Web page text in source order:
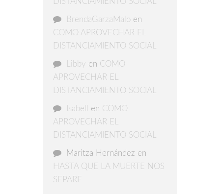
BrendaGarzaMalo en
COMO APROVECHAR EL
DISTANCIAMIENTO SOCIAL
Libby en COMO
APROVECHAR EL
DISTANCIAMIENTO SOCIAL
Isabell en COMO
APROVECHAR EL
DISTANCIAMIENTO SOCIAL
Maritza Hernández en
HASTA QUE LA MUERTE NOS
SEPARE